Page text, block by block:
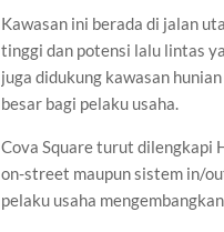
Kawasan ini berada di jalan
tinggi dan potensi lalu lintas
juga didukung kawasan
besar bagi pelaku usaha.
Cova Square turut dilengkapi
on-street maupun sistem in/
pelaku usaha